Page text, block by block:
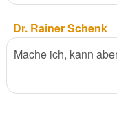
Dr. Rainer Schenk
Mache ich, kann